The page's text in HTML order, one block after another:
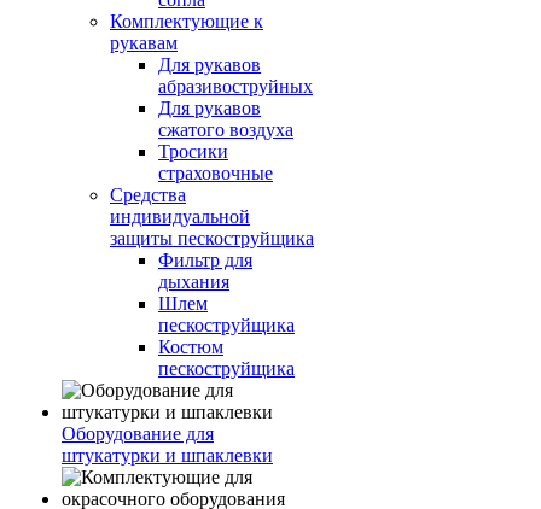
Комплектующие к
рукавам
Для рукавов
абразивоструйных
Для рукавов
сжатого воздуха
Тросики
страховочные
Средства
индивидуальной
защиты пескоструйщика
Фильтр для
дыхания
Шлем
пескоструйщика
Костюм
пескоструйщика
Оборудование для
штукатурки и шпаклевки